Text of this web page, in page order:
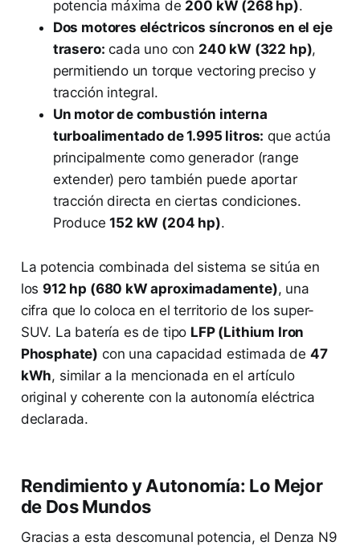
potencia máxima de 200 kW (268 hp).
Dos motores eléctricos síncronos en el eje
trasero: cada uno con 240 kW (322 hp),
permitiendo un torque vectoring preciso y
tracción integral.
Un motor de combustión interna
turboalimentado de 1.995 litros: que actúa
principalmente como generador (range
extender) pero también puede aportar
tracción directa en ciertas condiciones.
Produce152 kW (204 hp).
La potencia combinada del sistema se sitúa en
los 912 hp (680 kW aproximadamente), una
cifra que lo coloca en el territorio de los super-
SUV. La batería es de tipo LFP (Lithium Iron
Phosphate) con una capacidad estimada de 47
kWh, similar a la mencionada en el artículo
original y coherente con la autonomía eléctrica
declarada.
Rendimiento y Autonomía: Lo Mejor
de Dos Mundos
Gracias a esta descomunal potencia, el Denza N9